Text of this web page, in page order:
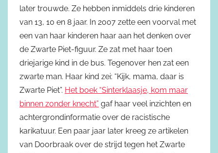
later trouwde. Ze hebben inmiddels drie kinderen
van 13, 10 en 8 jaar. In 2007 zette een voorval met
een van haar kinderen haar aan het denken over
de Zwarte Piet-figuur. Ze zat met haar toen
driejarige kind in de bus. Tegenover hen zat een
zwarte man. Haar kind zei: “Kijk, mama, daar is
Zwarte Piet”. Het boek “Sinterklaasje, kom maar
binnen zonder knecht” gaf haar veel inzichten en
achtergrondinformatie over de racistische
karikatuur. Een paar jaar later kreeg ze artikelen
van Doorbraak over de strijd tegen het Zwarte